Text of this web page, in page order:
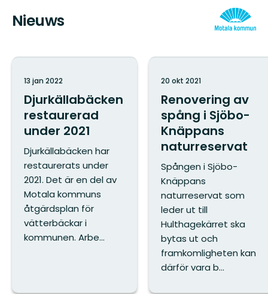
Nieuws
Djurkällabäcken
restaurerad
under 2021
13 jan 2022
Djurkällabäcken har
restaurerats under
2021. Det är en del av
Motala kommuns
åtgärdsplan för
vätterbäckar i
kommunen. Arbe...
Renovering av
spång i Sjöbo-
Knäppans
naturreservat
20 okt 2021
Spången i Sjöbo-
Knäppans
naturreservat som
leder ut till
Hulthagekärret ska
bytas ut och
framkomligheten kan
därför vara b...